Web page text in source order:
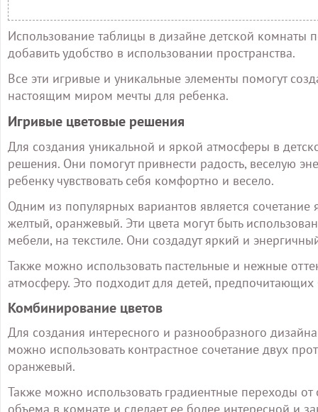
Использование таблицы в дизайне детской комнаты
добавить удобство в использовании пространства.
Все эти игривые и уникальные элементы помогут
настоящим миром мечты для ребенка.
Игривые цветовые решения
Для создания уникальной и яркой атмосферы в
решения. Они помогут привнести радость, веселую
ребенку чувствовать себя комфортно и весело.
Одним из популярных вариантов является
желтый, оранжевый. Эти цвета могут быть
мебели, на текстиле. Они создадут яркий и
Также можно использовать пастельные и нежные
атмосферу. Это подходит для детей,
Комбинирование цветов
Для создания интересного и разнообразного
можно использовать контрастное сочетание двух
оранжевый.
Также можно использовать градиентные переходы